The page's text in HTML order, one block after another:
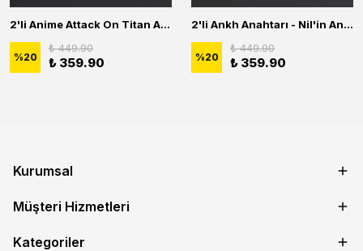
2'li Anime Attack On Titan Acrylic Maria Anime Naruto Erkek Kadın Kolye Seti
%20
₺ 449.90
₺ 359.90
2'li Ankh Anahtarı - Nil'in Anahtarı - Kuru Kafa Erkek Kadın Kolye Seti
%20
₺ 449.90
₺ 359.90
Kurumsal
Müşteri Hizmetleri
Kategoriler